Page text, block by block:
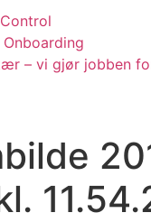
– vi gjør jobben